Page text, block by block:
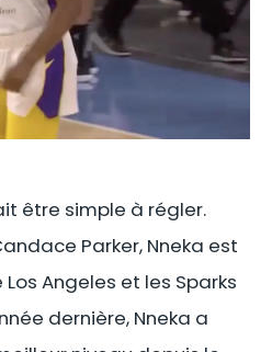
être simple à régler.
Parker, Nneka est
Angeles et les Sparks
dernière, Nneka a